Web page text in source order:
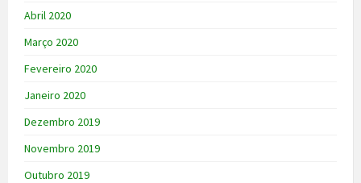
Abril 2020
Março 2020
Fevereiro 2020
Janeiro 2020
Dezembro 2019
Novembro 2019
Outubro 2019